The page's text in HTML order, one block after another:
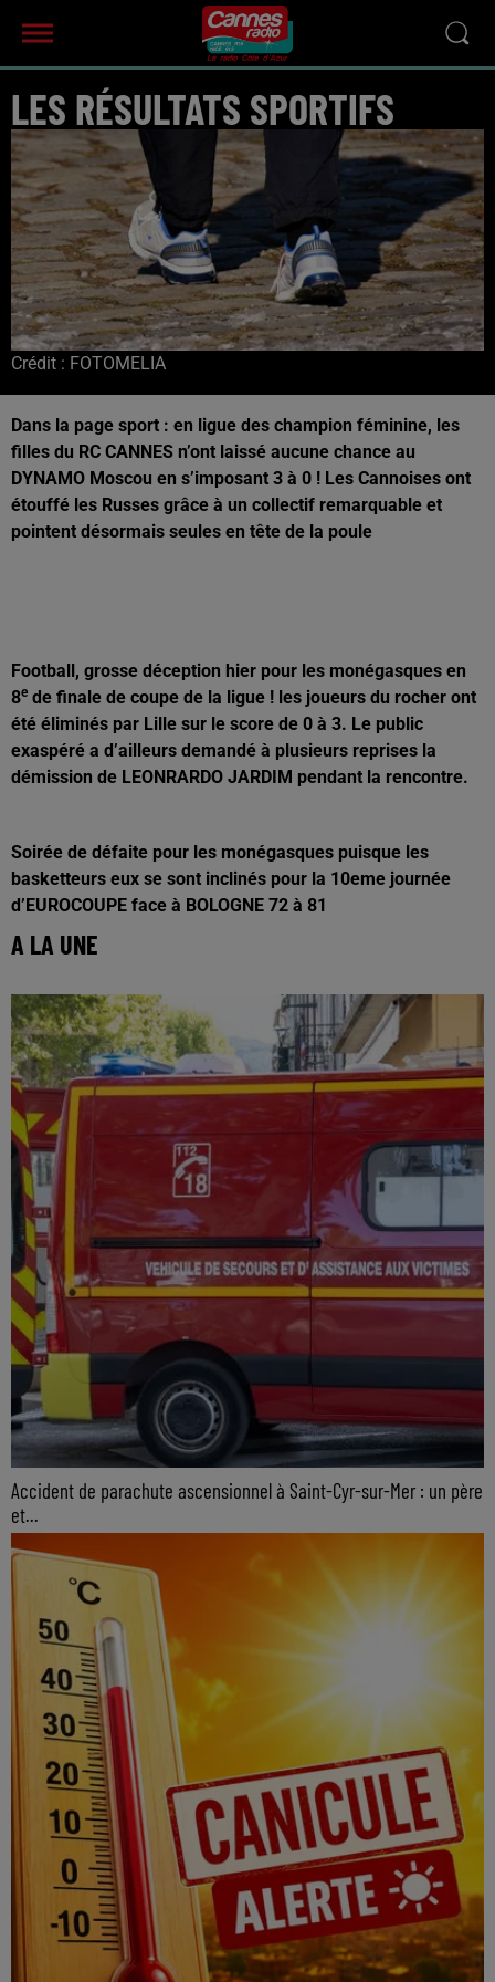
LES RÉSULTATS SPORTIFS
Crédit : FOTOMELIA
Dans la page sport : en ligue des champion féminine, les
filles du RC CANNES n’ont laissé aucune chance au
DYNAMO Moscou en s’imposant 3 à 0 ! Les Cannoises ont
étouffé les Russes grâce à un collectif remarquable et
pointent désormais seules en tête de la poule
Football, grosse déception hier pour les monégasques en
8e de finale de coupe de la ligue ! les joueurs du rocher ont
été éliminés par Lille sur le score de 0 à 3. Le public
exaspéré a d’ailleurs demandé à plusieurs reprises la
démission de LEONRARDO JARDIM pendant la rencontre.
Soirée de défaite pour les monégasques puisque les
basketteurs eux se sont inclinés pour la 10eme journée
d’EUROCOUPE face à BOLOGNE 72 à 81
A LA UNE
Accident de parachute ascensionnel à Saint-Cyr-sur-Mer : un père
et...